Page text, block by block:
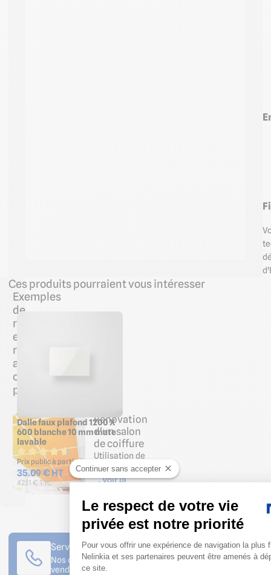
Exemples
de
réalisation
et
rénovation
avec
ce
produit
Rénovation
d'un salon
de coiffure
Utilisation de
nos dalles a…
Voir la
Ces produits pourraient vous intéresser
Dalle faux plafond 1200 X
600 blanche 10 mm mate
lavable
Prix public à partir de
35.09 € HT
42.11 € TTC
Service client à votre écoute
Nos conseillers sont disponibles du lundi au
vendredi de 08h30 à 12h et de 13h30 à 18h
Continuer sans accepter
Le respect de votre vie
privée est notre priorité
Plateforme de Gestion du
Pour vous offrir une expérience de navigation la plus
Nelinkia et ses partenaires peuvent être amenés à
ce site.